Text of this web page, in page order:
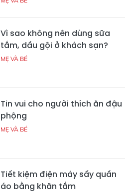
Vì sao không nên dùng sữa
tắm, dầu gội ở khách sạn?
MẸ VÀ BÉ
Tin vui cho người thích ăn đậu
phộng
MẸ VÀ BÉ
Tiết kiệm điện máy sấy quần
áo bằng khăn tắm